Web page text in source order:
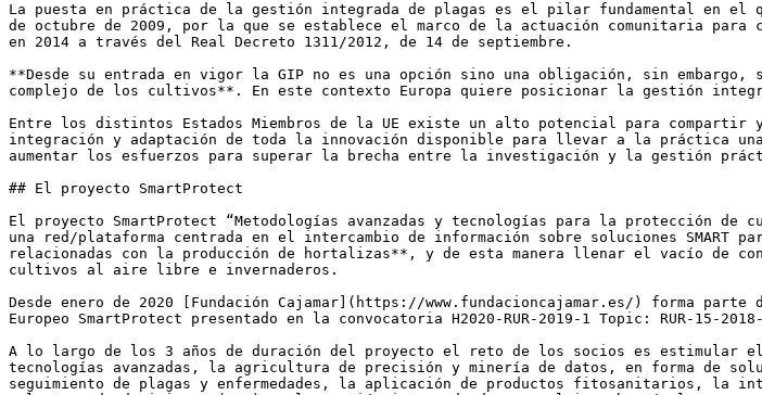
La puesta en práctica de la gestión integrada de plagas es el pilar fundamental en el
de octubre de 2009, por la que se establece el marco de la actuación comunitaria
en 2014 a través del Real Decreto 1311/2012, de 14 de septiembre.
**Desde su entrada en vigor la GIP no es una opción sino una obligación, sin embargo,
complejo de los cultivos**. En este contexto Europa quiere posicionar la gestión
Entre los distintos Estados Miembros de la UE existe un alto potencial para compartir
integración y adaptación de toda la innovación disponible para llevar a la práctica
aumentar los esfuerzos para superar la brecha entre la investigación y la gestión
## El proyecto SmartProtect
El proyecto SmartProtect “Metodologías avanzadas y tecnologías para la protección
una red/plataforma centrada en el intercambio de información sobre soluciones SMART
relacionadas con la producción de hortalizas**, y de esta manera llenar el vacío de
cultivos al aire libre e invernaderos.
Desde enero de 2020 [Fundación Cajamar](https://www.fundacioncajamar.es/) forma
Europeo SmartProtect presentado en la convocatoria H2020-RUR-2019-1 Topic: RUR-15-
A lo largo de los 3 años de duración del proyecto el reto de los socios es estimular
tecnologías avanzadas, la agricultura de precisión y minería de datos, en forma de
seguimiento de plagas y enfermedades, la aplicación de productos fitosanitarios, la